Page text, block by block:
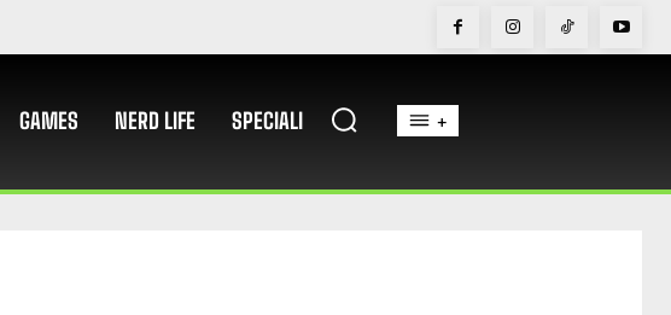
GAMES NERD LIFE SPECIALI +